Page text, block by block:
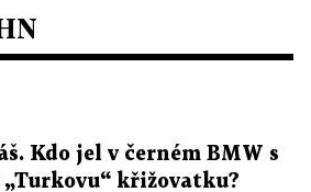
Kdo jel v černém BMW s
„Turkovu“ křižovatku?